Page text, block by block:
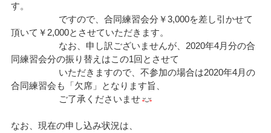
す。
ですので、合同練習会分￥3,000を差し引かせて
頂いて￥2,000とさせていただきます。
なお、申し訳ございませんが、2020年4月分の合
同練習会分の振り替えはこの1回とさせて
いただきますので、不参加の場合は2020年4月の
合同練習会も「欠席」となります旨、
ご了承くださいませ
なお、現在の申し込み状況は、